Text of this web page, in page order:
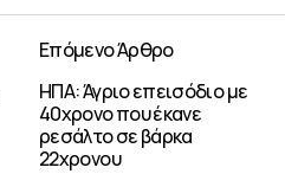
Επόμενο Άρθρο
ΗΠΑ: Άγριο επεισόδιο με
40χρονο που έκανε
ρεσάλτο σε βάρκα
22χρονου